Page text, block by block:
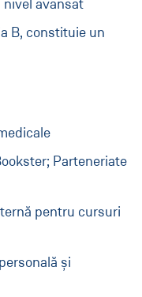
nivel avansat
B, constituie un
Parteneriate
pentru cursuri
și